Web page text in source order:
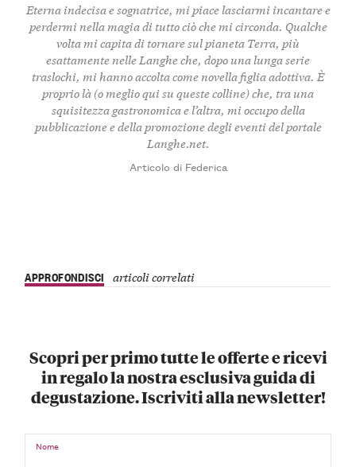
Eterna indecisa e sognatrice, mi piace lasciarmi incantare e
perdermi nella magia di tutto ciò che mi circonda. Qualche
volta mi capita di tornare sul pianeta Terra, più
esattamente nelle Langhe che, dopo una lunga serie
traslochi, mi hanno accolta come novella figlia adottiva. È
proprio là (o meglio qui su queste colline) che, tra una
squisitezza gastronomica e l’altra, mi occupo della
pubblicazione e della promozione degli eventi del portale
Langhe.net.
Articolo di Federica
APPROFONDISCI articoli correlati
Scopri per primo tutte le offerte e ricevi
in regalo la nostra esclusiva guida di
degustazione. Iscriviti alla newsletter!
Nome